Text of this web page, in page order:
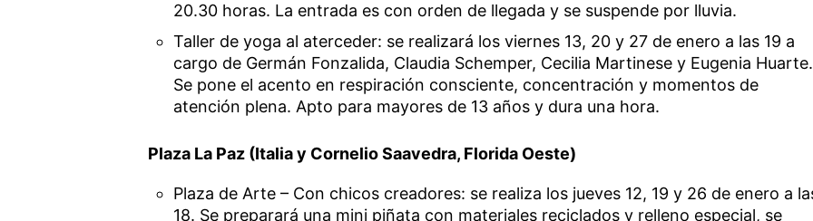
20.30 horas. La entrada es con orden de llegada y se suspende por lluvia.
Taller de yoga al aterceder: se realizará los viernes 13, 20 y 27 de enero a las 19 a
cargo de Germán Fonzalida, Claudia Schemper, Cecilia Martinese y Eugenia Huarte.
Se pone el acento en respiración consciente, concentración y momentos de
atención plena. Apto para mayores de 13 años y dura una hora.
Plaza La Paz (Italia y Cornelio Saavedra, Florida Oeste)
Plaza de Arte – Con chicos creadores: se realiza los jueves 12, 19 y 26 de enero a
18. Se preparará una mini piñata con materiales reciclados y relleno especial, se